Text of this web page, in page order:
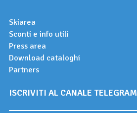
Skiarea
Sconti e info utili
Press area
Download cataloghi
Partners
ISCRIVITI AL CANALE TELEGRAM